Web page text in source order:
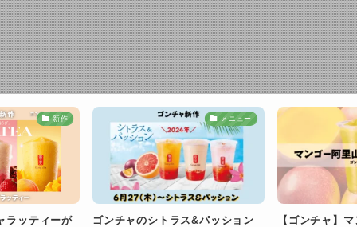
新作
ラッティーが
メニュー
ゴンチャのシトラス&パッション
【ゴンチャ】